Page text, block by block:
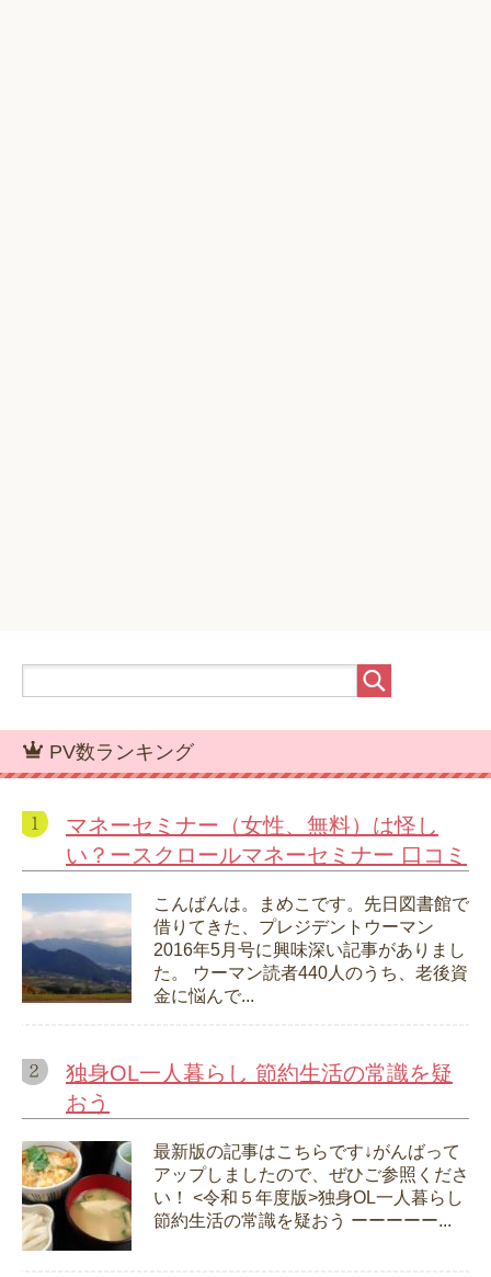
PV数ランキング
マネーセミナー（女性、無料）は怪し
い？ースクロールマネーセミナー 口コミ
こんばんは。まめこです。先日図書館で
借りてきた、プレジデントウーマン
2016年5月号に興味深い記事がありまし
た。 ウーマン読者440人のうち、老後資
金に悩んで...
独身OL一人暮らし 節約生活の常識を疑
おう
最新版の記事はこちらです↓がんばって
アップしましたので、ぜひご参照くださ
い！ <令和５年度版>独身OL一人暮らし
節約生活の常識を疑おう ーーーーー...